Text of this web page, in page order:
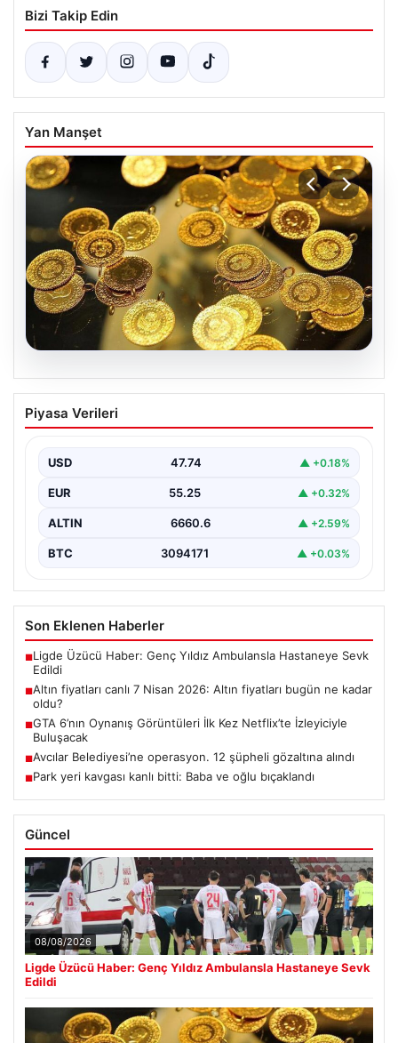
Bizi Takip Edin
Yan Manşet
07.08.2026
Altın fiyatları canlı 7 Nisan 2026: Altın
fiyatları bugün ne kadar oldu?
Piyasa Verileri
USD 47.74 ▲ +0.18%
EUR 55.25 ▲ +0.32%
ALTIN 6660.6 ▲ +2.59%
BTC 3094171 ▲ +0.03%
Son Eklenen Haberler
■Ligde Üzücü Haber: Genç Yıldız Ambulansla Hastaneye Sevk
Edildi
■Altın fiyatları canlı 7 Nisan 2026: Altın fiyatları bugün ne kadar
oldu?
■GTA 6’nın Oynanış Görüntüleri İlk Kez Netflix’te İzleyiciyle
Buluşacak
■Avcılar Belediyesi’ne operasyon. 12 şüpheli gözaltına alındı
■Park yeri kavgası kanlı bitti: Baba ve oğlu bıçaklandı
Güncel
08/08/2026
Ligde Üzücü Haber: Genç Yıldız Ambulansla Hastaneye Sevk
Edildi